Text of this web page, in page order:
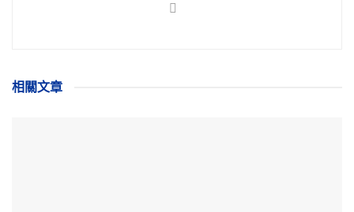
相關文章